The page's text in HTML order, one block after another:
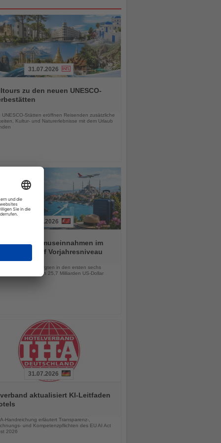
31.07.2026
zu den neuen UNESCO-
UNESCO-Stätten eröffnen Reisenden zusätzliche
Kultur- und Naturerlebnisse mit dem Urlaub
01.08.2026
hält Tourismuseinnahmen im
Halbjahr auf Vorjahresniveau
Besucher sorgten in den ersten sechs
für Einnahmen von 25,7 Milliarden US-Dollar
31.07.2026
aktualisiert KI-Leitfaden
Handreichung erläutert Transparenz-,
und Kompetenzpflichten des EU AI Act
2026